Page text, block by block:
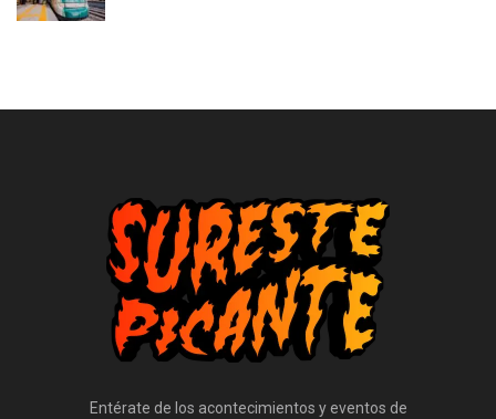
Entérate de los acontecimientos y eventos de